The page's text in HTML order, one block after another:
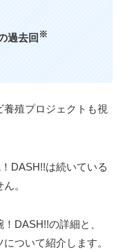
過去回 ※
殖プロジェクトも視
DASH!!は続いている
。
DASH!!の詳細と、
ついて紹介します。